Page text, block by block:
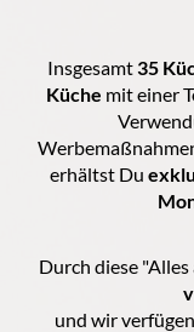
Insgesamt35
Küche mit einer
erhältst Du
Durch diese
und wir